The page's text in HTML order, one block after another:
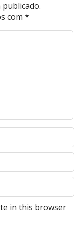
publicado.
com*
in this browser